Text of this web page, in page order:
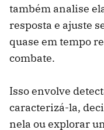
também analise
resposta e ajuste
quase em tempo
combate.
Isso envolve
caracterizá-la,
nela ou explorar